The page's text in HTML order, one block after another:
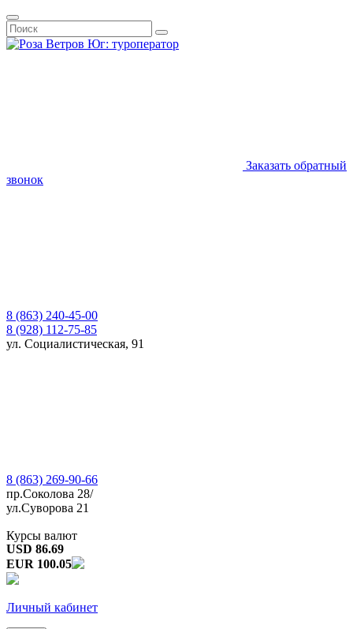
Заказать обратный
звонок
8 (863) 240-45-00
8 (928) 112-75-85
ул. Социалистическая, 91
8 (863) 269-90-66
пр.Соколова 28/
ул.Суворова 21
Курсы валют
USD 86.69
EUR 100.05
Личный кабинет